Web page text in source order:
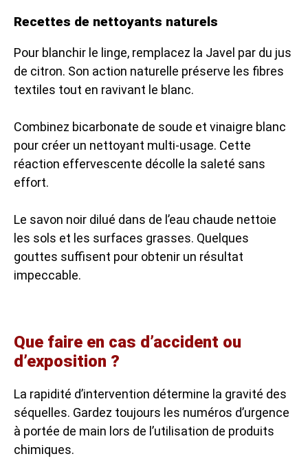
Recettes de nettoyants naturels
Pour blanchir le linge, remplacez la Javel par du jus
de citron. Son action naturelle préserve les fibres
textiles tout en ravivant le blanc.
Combinez bicarbonate de soude et vinaigre blanc
pour créer un nettoyant multi-usage. Cette
réaction effervescente décolle la saleté sans
effort.
Le savon noir dilué dans de l’eau chaude nettoie
les sols et les surfaces grasses. Quelques
gouttes suffisent pour obtenir un résultat
impeccable.
Que faire en cas d’accident ou
d’exposition ?
La rapidité d’intervention détermine la gravité des
séquelles. Gardez toujours les numéros d’urgence
à portée de main lors de l’utilisation de produits
chimiques.